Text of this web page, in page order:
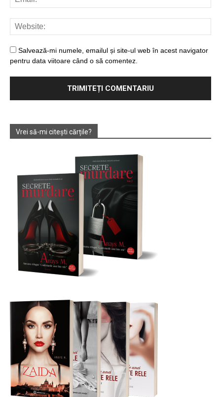
Salvează-mi numele, emailul și site-ul web în acest navigator
pentru data viitoare când o să comentez.
Vrei să-mi citești cărțile?